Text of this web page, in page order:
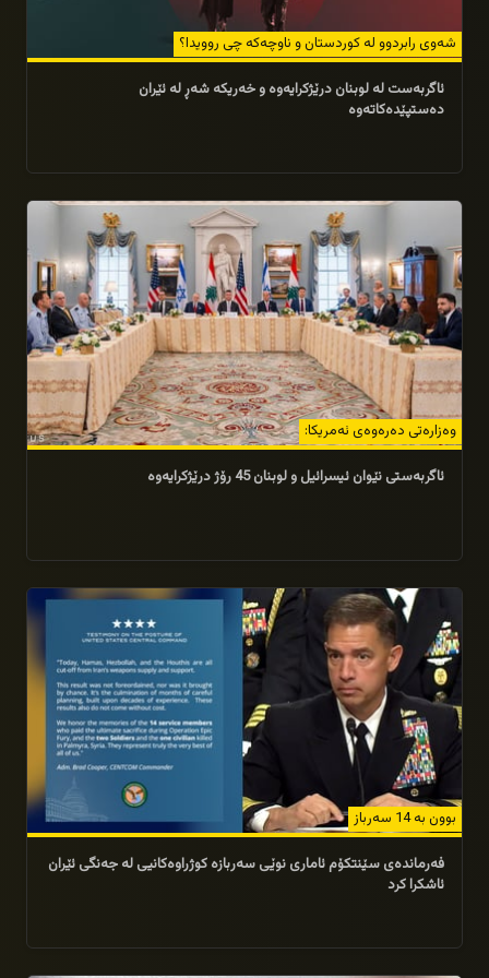
شەوی رابردوو لە کوردستان و ناوچەکە چی روویدا؟
ئاگربەست لە لوبنان درێژکرایەوە و خەریکە شەڕ لە ئێران
دەستپێدەکاتەوە
وەزارەتی دەرەوەی ئەمریکا:
ئاگربەستی نێوان ئیسرائیل و لوبنان 45 رۆژ درێژکرایەوە
بوون بە 14 سه‌رباز
فه‌رمانده‌ی سێنتكۆم ئاماری نوێی سەربازە کوژراوەکانیی لە جەنگی ئێران
ئاشکرا کرد